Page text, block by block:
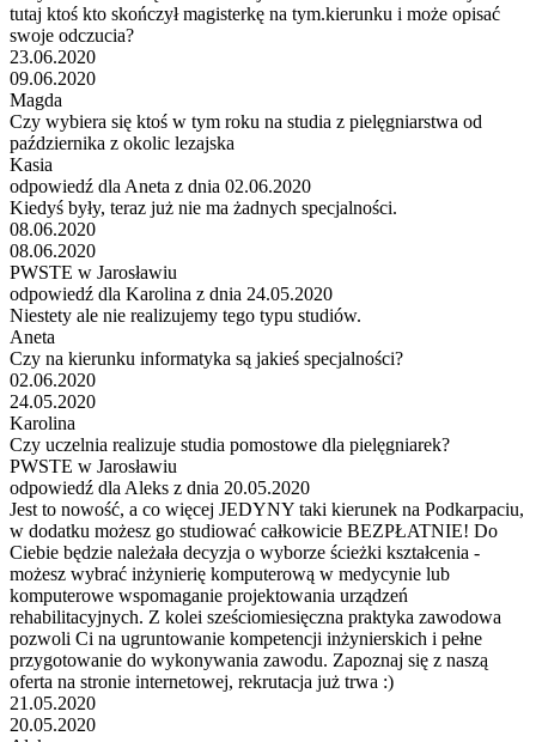
tutaj ktoś kto skończył magisterkę na tym.kierunku i może opisać
swoje odczucia?
23.06.2020
09.06.2020
Magda
Czy wybiera się ktoś w tym roku na studia z pielęgniarstwa od
października z okolic lezajska
Kasia
odpowiedź dla Aneta z dnia 02.06.2020
Kiedyś były, teraz już nie ma żadnych specjalności.
08.06.2020
08.06.2020
PWSTE w Jarosławiu
odpowiedź dla Karolina z dnia 24.05.2020
Niestety ale nie realizujemy tego typu studiów.
Aneta
Czy na kierunku informatyka są jakieś specjalności?
02.06.2020
24.05.2020
Karolina
Czy uczelnia realizuje studia pomostowe dla pielęgniarek?
PWSTE w Jarosławiu
odpowiedź dla Aleks z dnia 20.05.2020
Jest to nowość, a co więcej JEDYNY taki kierunek na Podkarpaciu,
w dodatku możesz go studiować całkowicie BEZPŁATNIE! Do
Ciebie będzie należała decyzja o wyborze ścieżki kształcenia -
możesz wybrać inżynierię komputerową w medycynie lub
komputerowe wspomaganie projektowania urządzeń
rehabilitacyjnych. Z kolei sześciomiesięczna praktyka zawodowa
pozwoli Ci na ugruntowanie kompetencji inżynierskich i pełne
przygotowanie do wykonywania zawodu. Zapoznaj się z naszą
oferta na stronie internetowej, rekrutacja już trwa :)
21.05.2020
20.05.2020